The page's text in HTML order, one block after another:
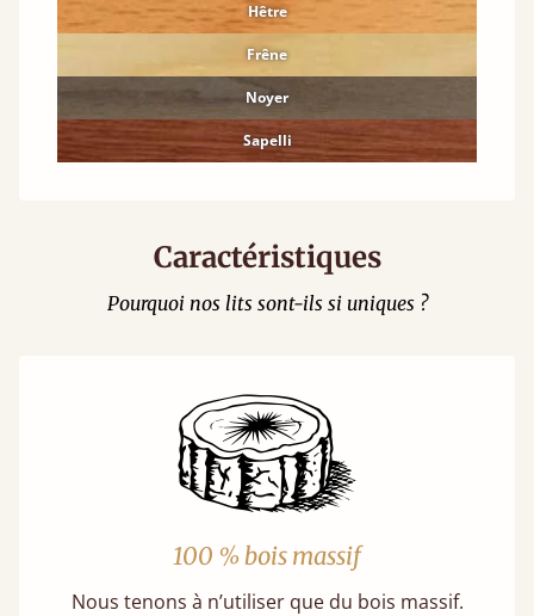
Hêtre
Frêne
Noyer
Sapelli
Caractéristiques
Pourquoi nos lits sont-ils si uniques ?
100 % bois massif
Nous tenons à n’utiliser que du bois massif.